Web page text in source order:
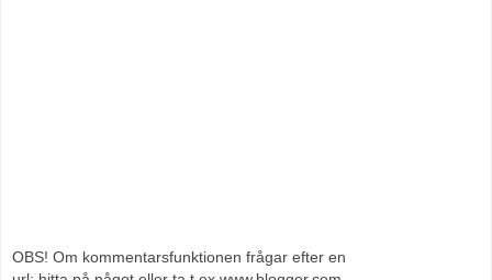
OBS! Om kommentarsfunktionen frågar efter en